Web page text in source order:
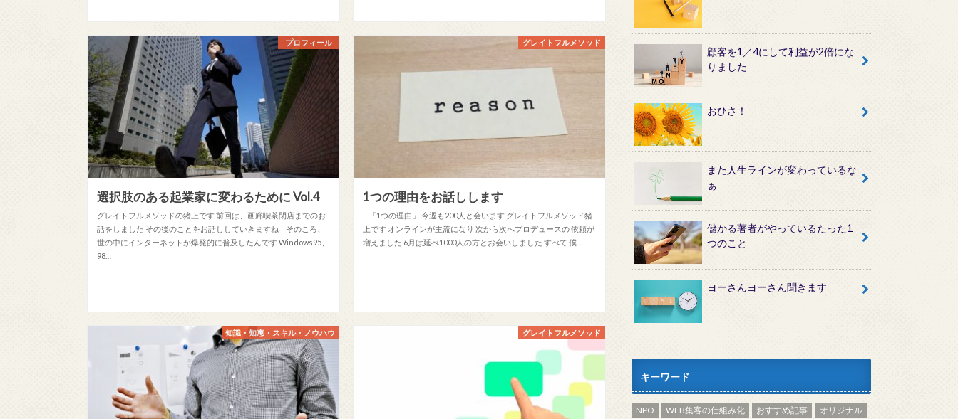
プロフィール
選択肢のある起業家に変わるために Vol.4
グレイトフルメソッドの猪上です 前回は、画廊喫茶閉店までのお
話をしました その後のことをお話ししていきますね そのころ、
世の中にインターネットが爆発的に普及したんです Windows95、
98…
グレイトフルメソッド
1つの理由をお話しします
「1つの理由」 今週も200人と会います グレイトフルメソッド猪
上です オンラインが主流になり 次から次へプロデュースの 依頼が
増えました 6月は延べ1000人の方とお会いしました すべて 僕…
知識・知恵・スキル・ノウハウ グレイトフルメソッド
顧客を1／4にして利益が2倍にな
りました
おひさ！
また人生ラインが変わっているな
ぁ
儲かる著者がやっているたった1
つのこと
ヨーさんヨーさん聞きます
キーワード
NPO WEB集客の仕組み化 おすすめ記事
オリジナル